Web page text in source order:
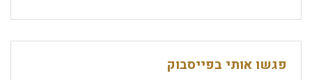
פגשו אותי בפייסבוק